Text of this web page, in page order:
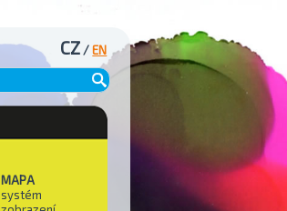
MAPA
systém
CZ /EN